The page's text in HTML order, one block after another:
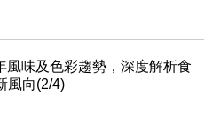
風味及色彩趨勢，深度解析食
風向(2/4)